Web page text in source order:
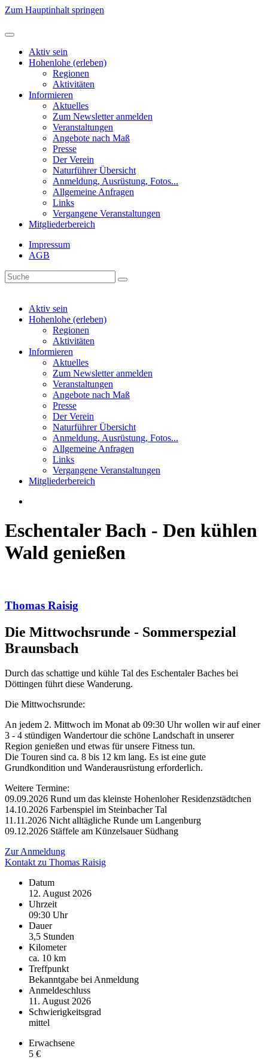
Zum Hauptinhalt springen
Aktiv sein
Hohenlohe (erleben)
Regionen
Aktivitäten
Informieren
Aktuelles
Zum Newsletter anmelden
Veranstaltungen
Angebote nach Maß
Presse
Der Verein
Naturführer Übersicht
Anmeldung, Ausrüstung, Fotos...
Allgemeine Anfragen
Links
Vergangene Veranstaltungen
Mitgliederbereich
Impressum
AGB
Aktiv sein
Hohenlohe (erleben)
Regionen
Aktivitäten
Informieren
Aktuelles
Zum Newsletter anmelden
Veranstaltungen
Angebote nach Maß
Presse
Der Verein
Naturführer Übersicht
Anmeldung, Ausrüstung, Fotos...
Allgemeine Anfragen
Links
Vergangene Veranstaltungen
Mitgliederbereich
Eschentaler Bach - Den kühlen
Wald genießen
Thomas Raisig
Die Mittwochsrunde - Sommerspezial
Braunsbach
Durch das schattige und kühle Tal des Eschentaler Baches bei
Döttingen führt diese Wanderung.
Die Mittwochsrunde:
An jedem 2. Mittwoch im Monat ab 09:30 Uhr wollen wir auf einer
3 - 4 stündigen Wandertour die schöne Landschaft in unserer
Region genießen und etwas für unsere Fitness tun.
Die Touren sind ca. 8 bis 12 km lang. Es ist eine gute
Grundkondition und Wanderausrüstung erforderlich.
Weitere Termine:
09.09.2026 Rund um das kleinste Hohenloher Residenzstädtchen
14.10.2026 Farbenspiel im Steinbacher Tal
11.11.2026 Nicht alltägliche Runde um Langenburg
09.12.2026 Stäffele am Künzelsauer Südhang
Zur Anmeldung
Kontakt zu Thomas Raisig
Datum
12. August 2026
Uhrzeit
09:30 Uhr
Dauer
3,5 Stunden
Kilometer
ca. 10 km
Treffpunkt
Bekanntgabe bei Anmeldung
Anmeldeschluss
11. August 2026
Schwierigkeitsgrad
mittel
Erwachsene
5 €